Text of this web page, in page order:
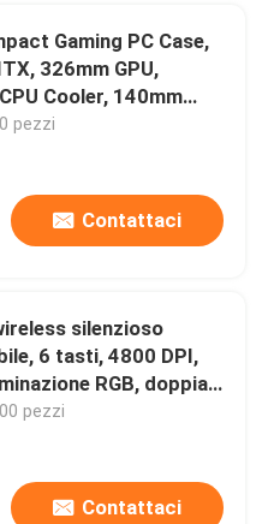
Gaming PC Case,
326mm GPU,
Cooler, 140mm
di doppio pannello
pezzi
Contattaci
silenzioso
6 tasti, 4800 DPI,
RGB, doppia
metallo argento
pezzi
Contattaci